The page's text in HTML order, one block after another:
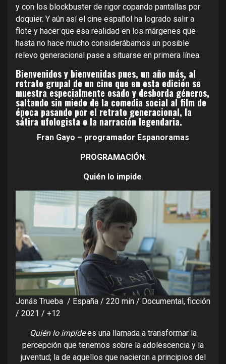
y con los blockbuster de rigor copando pantallas por
doquier. Y aún así el cine español ha logrado salir a
flote y hacer que esa realidad en los márgenes que
hasta no hace mucho considerábamos un posible
relevo generacional pase a situarse en primera línea.
Bienvenidos y bienvenidas pues, un año más, al
retrato grupal de un cine que en esta edición se
muestra especialmente osado y desborda géneros,
saltando sin miedo de la comedia social al film de
época pasando por el retrato generacional, la
sátira ufologista o la narración legendaria.
Fran Gayo – programador Espanoramas
PROGRAMACIÓN.
Quién lo impide.
Jonás Trueba / España / 220 min / Documental, ficción
/ 2021 / +12
Quién lo impidees una llamada a transformar la
percepción que tenemos sobre la adolescencia y la
juventud; la de aquellos que nacieron a principios del